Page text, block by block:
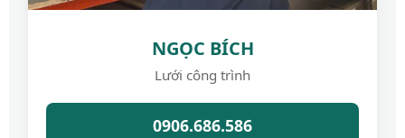
NGỌC BÍCH
Lưới công trình
0906.686.586